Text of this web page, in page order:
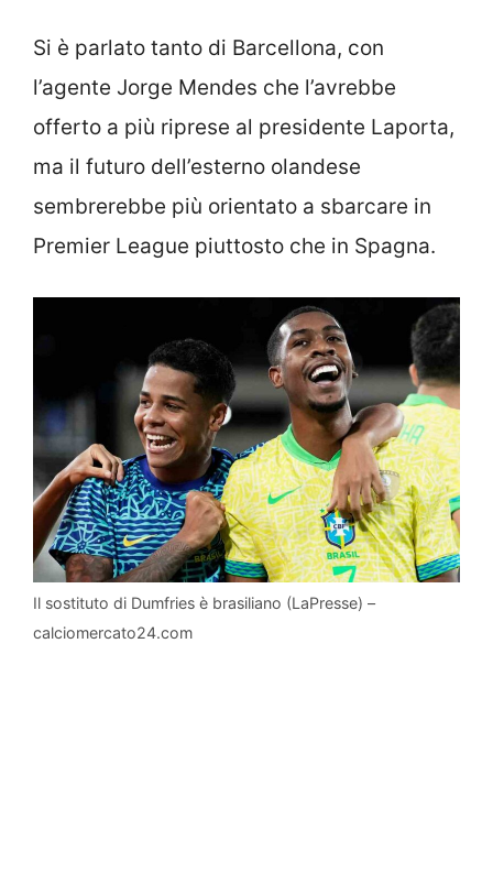
Si è parlato tanto di Barcellona, con
l’agente Jorge Mendes che l’avrebbe
offerto a più riprese al presidente Laporta,
ma il futuro dell’esterno olandese
sembrerebbe più orientato a sbarcare in
Premier League piuttosto che in Spagna.
Il sostituto di Dumfries è brasiliano (LaPresse) –
calciomercato24.com